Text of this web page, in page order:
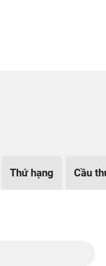
Thứ hạng Cầu